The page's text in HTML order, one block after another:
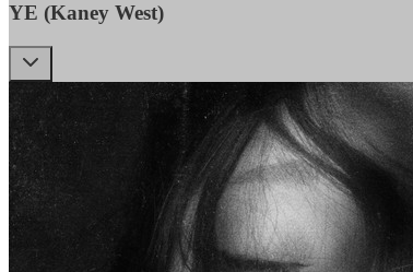
YE (Kaney West)